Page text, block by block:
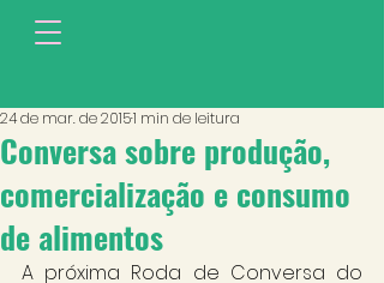
Conversa sobre produção,
comercialização e consumo
de alimentos
24 de mar. de 20151 min de leitura
A próxima Roda de Conversa do